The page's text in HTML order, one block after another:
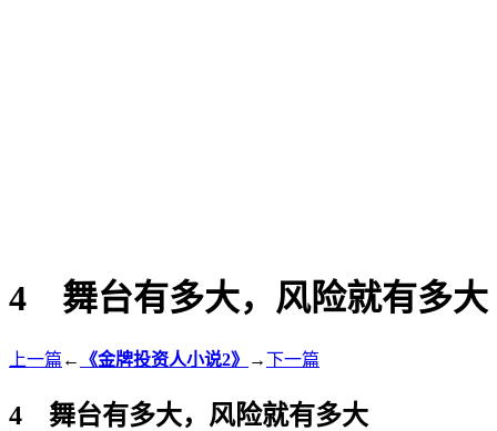
4 舞台有多大，风险就有多大
上一篇 ← 《金牌投资人小说2》 →下一篇
4 舞台有多大，风险就有多大